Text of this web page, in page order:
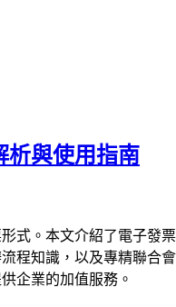
析與使用指南
式。本文介紹了電子發票
程知識，以及專精聯合會
企業的加值服務。